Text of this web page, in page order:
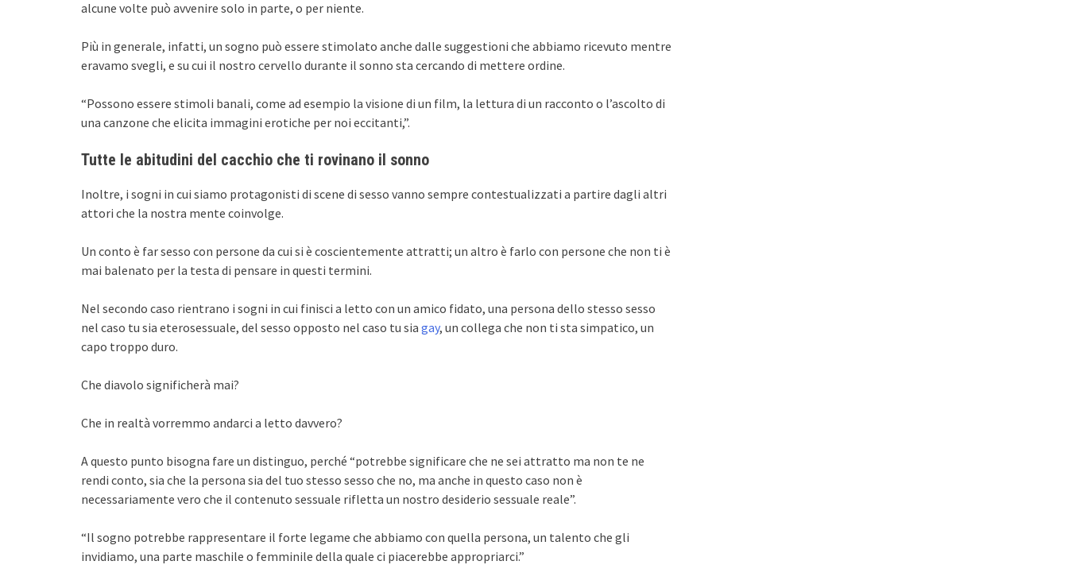
alcune volte può avvenire solo in parte, o per niente.
Più in generale, infatti, un sogno può essere stimolato anche dalle suggestioni che abbiamo ricevuto mentre
eravamo svegli, e su cui il nostro cervello durante il sonno sta cercando di mettere ordine.
“Possono essere stimoli banali, come ad esempio la visione di un film, la lettura di un racconto o l’ascolto di
una canzone che elicita immagini erotiche per noi eccitanti,”.
Tutte le abitudini del cacchio che ti rovinano il sonno
Inoltre, i sogni in cui siamo protagonisti di scene di sesso vanno sempre contestualizzati a partire dagli altri
attori che la nostra mente coinvolge.
Un conto è far sesso con persone da cui si è coscientemente attratti; un altro è farlo con persone che non ti è
mai balenato per la testa di pensare in questi termini.
Nel secondo caso rientrano i sogni in cui finisci a letto con un amico fidato, una persona dello stesso sesso
nel caso tu sia eterosessuale, del sesso opposto nel caso tu sia gay, un collega che non ti sta simpatico, un
capo troppo duro.
Che diavolo significherà mai?
Che in realtà vorremmo andarci a letto davvero?
A questo punto bisogna fare un distinguo, perché “potrebbe significare che ne sei attratto ma non te ne
rendi conto, sia che la persona sia del tuo stesso sesso che no, ma anche in questo caso non è
necessariamente vero che il contenuto sessuale rifletta un nostro desiderio sessuale reale”.
“Il sogno potrebbe rappresentare il forte legame che abbiamo con quella persona, un talento che gli
invidiamo, una parte maschile o femminile della quale ci piacerebbe appropriarci.”